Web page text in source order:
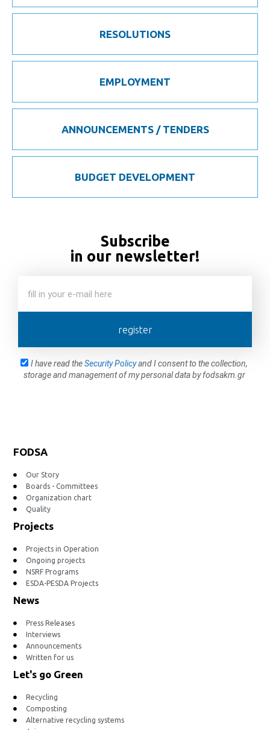
RESOLUTIONS
EMPLOYMENT
ANNOUNCEMENTS / TENDERS
BUDGET DEVELOPMENT
Subscribe
in our newsletter!
I have read theSecurity Policyand I consent to the collection,
storage and management of my personal data by fodsakm.gr
register
FODSA
Our Story
Boards - Committees
Organization chart
Quality
Projects
Projects in Operation
Ongoing projects
NSRF Programs
ESDA-PESDA Projects
News
Press Releases
Interviews
Announcements
Written for us
Let's go Green
Recycling
Composting
Alternative recycling systems